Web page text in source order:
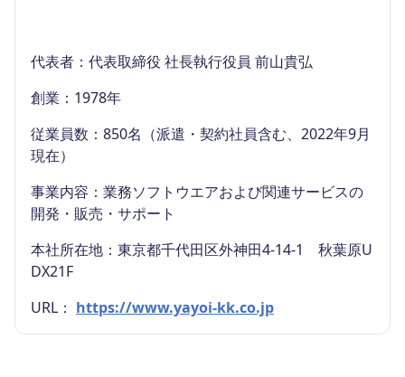
代表者：代表取締役 社長執行役員 前山貴弘
創業：1978年
従業員数：850名（派遣・契約社員含む、2022年9月
現在）
事業内容：業務ソフトウエアおよび関連サービスの
開発・販売・サポート
本社所在地：東京都千代田区外神田4-14-1 秋葉原U
DX21F
URL： https://www.yayoi-kk.co.jp